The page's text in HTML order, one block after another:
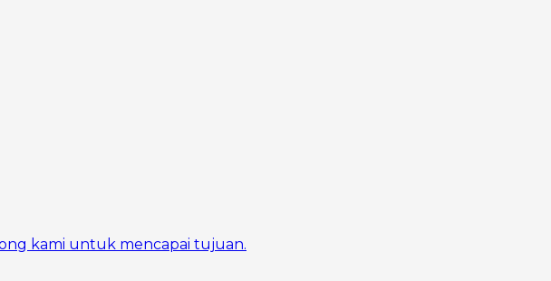
kami untuk mencapai tujuan.